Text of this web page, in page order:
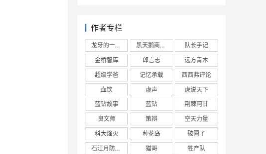
作者专栏
龙牙的一座山 黑天鹅商业情报站
队长手记
金桥智库
郎言志
远方青木
超级学爸
记忆承载
西西弗评论
血饮
虚声
虎说天下
蓝钻故事
蓝钻
荆棘阿甘
良文师
策辩
空天力量
科大烽火
种花岛
破圈了
石江月防务观察
猫哥
牲产队